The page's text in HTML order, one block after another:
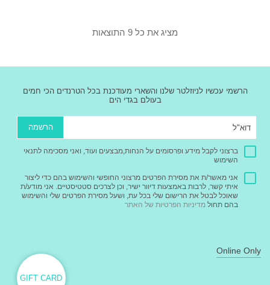
מציג את כל 9 התוצאות
הרשמי עכשיו לניוזלטר שלנו והשארי מעודכנת בכל הטרנדים הכי חמים
בעולם בגדי הים
הרשמה
ברצוני לקבל מידע ופרסומים על הנחות,מבצעים ועוד, ואני מסכימה לתנאי
השימוש
אני מאשר/ת את מסירת הפרטים מרצוני החופשי והשימוש בהם כדי ליצור
איתי קשר, לרבות באמצעות דיוור ישיר, וכן לצרכים סטטיסטיים. אני מודע/ת
שאוכל לבטל את הרישום שלי בכל עת, ושעל מסירת הפרטים שלי והשימוש
בהם תחול מדיניות הפרטיות של האתר
Online Only
GIFT CARD